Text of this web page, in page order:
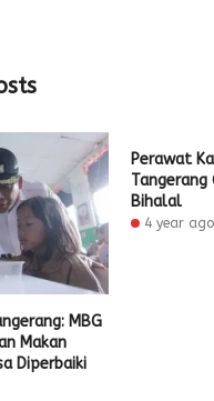
MBG
Makan
Diperbaiki
Perawat
Bihalal
4 year ago